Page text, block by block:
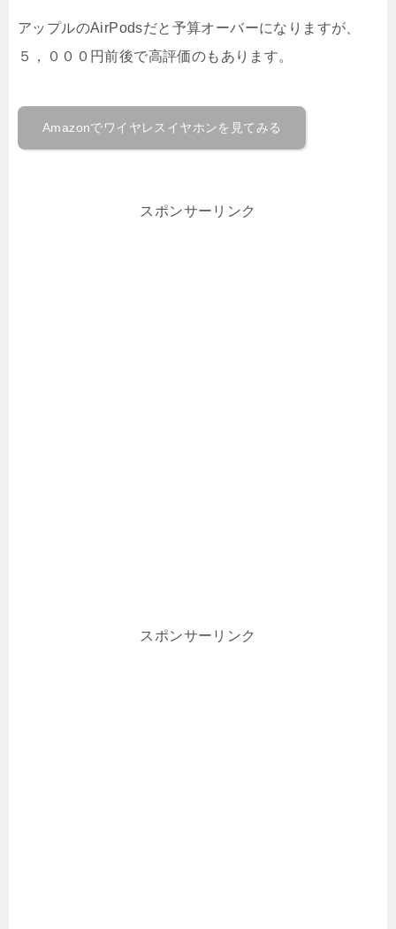
アップルのAirPodsだと予算オーバーになりますが、
５，０００円前後で高評価のもあります。
Amazonでワイヤレスイヤホンを見てみる
スポンサーリンク
スポンサーリンク